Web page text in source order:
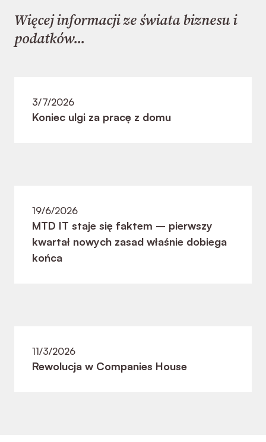
Więcej informacji ze świata biznesu i
podatków...
3/7/2026
Koniec ulgi za pracę z domu
19/6/2026
MTD IT staje się faktem – pierwszy
kwartał nowych zasad właśnie dobiega
końca
11/3/2026
Rewolucja w Companies House